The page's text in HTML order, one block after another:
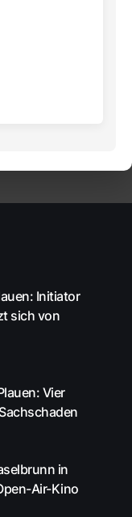
Initiator
sich von
Vier
in
Air-Kino